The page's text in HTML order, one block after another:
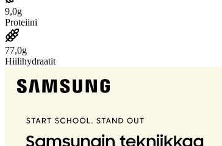
9,0g
Proteiini
77,0g
Hiilihydraatit